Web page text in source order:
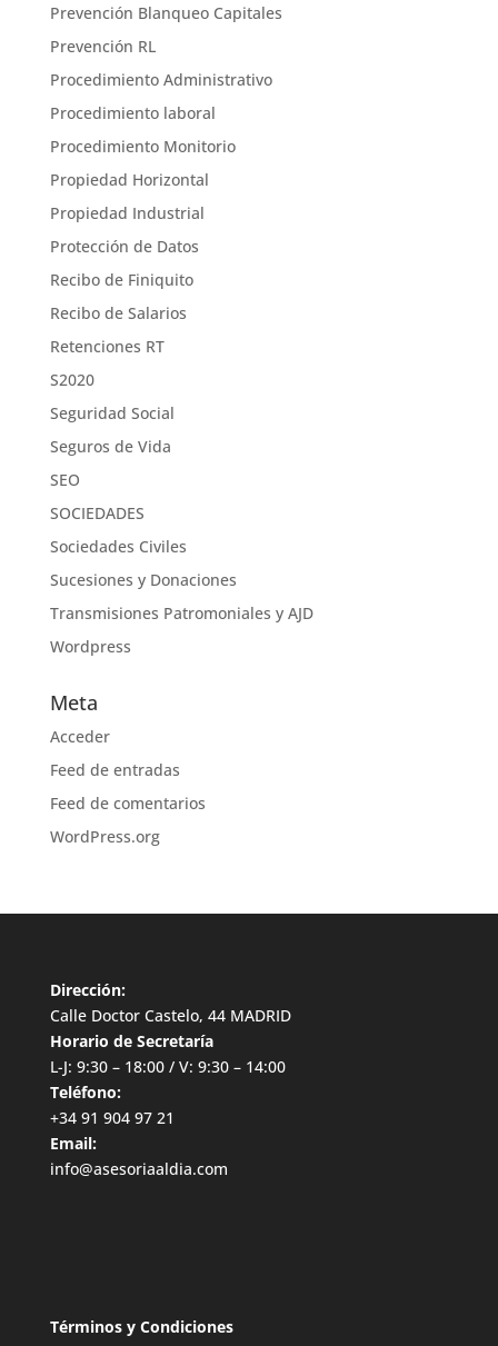
Prevención Blanqueo Capitales
Prevención RL
Procedimiento Administrativo
Procedimiento laboral
Procedimiento Monitorio
Propiedad Horizontal
Propiedad Industrial
Protección de Datos
Recibo de Finiquito
Recibo de Salarios
Retenciones RT
S2020
Seguridad Social
Seguros de Vida
SEO
SOCIEDADES
Sociedades Civiles
Sucesiones y Donaciones
Transmisiones Patromoniales y AJD
Wordpress
Meta
Acceder
Feed de entradas
Feed de comentarios
WordPress.org
Dirección:
Calle Doctor Castelo, 44 MADRID
Horario de Secretaría
L-J: 9:30 – 18:00 / V: 9:30 – 14:00
Teléfono:
+34 91 904 97 21
Email:
info@asesoriaaldia.com
Términos y Condiciones